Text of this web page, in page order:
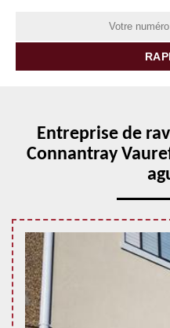
Entreprise de
Connantray